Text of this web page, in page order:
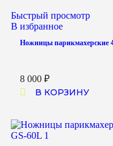
Быстрый просмотр
В избранное
Ножницы парикмахерские
8 000 ₽
В КОРЗИНУ